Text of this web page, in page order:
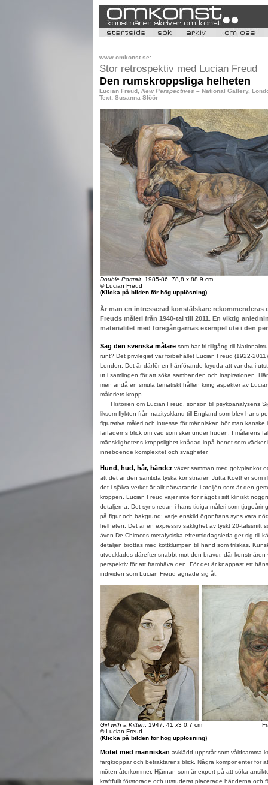
www.omkonst.se:
Stor retrospektiv med Lucian Freud
Den rumskroppsliga helheten
Lucian Freud, New Perspectives – National Gallery,
Text: Susanna Slöör
Double Portrait, 1985-86, 78,8 x 88,9 cm
© Lucian Freud
(Klicka på bilden för hög upplösning)
Är man en intresserad konstälskare
Freuds måleri från 1940-tal till 2011. En viktig
materialitet med föregångarnas exempel ute i den
Säg den svenska målaresom har fri tillgång till
runt? Det privilegiet var förbehållet Lucian Freud (1922-
London. Det är därför en hänförande krydda att vandra i
ut i samlingen för att söka sambanden och inspirationen.
men ändå en smula tematiskt hållen kring aspekter av
måleriets kropp.
Historien om Lucian Freud, sonson till psykoanalysens
liksom flykten från nazityskland till England som blev hans
figurativa måleri och intresse för människan bör man kanske
farfaderns blick om vad som sker under huden. I målarens
mänsklighetens kroppslighet knådad inpå benet som väcker
inneboende komplexitet och svagheter.
Hund, hud, hår, händerväxer samman med golvplankor
att det är den samtida tyska konstnären Jutta Koether som
det i själva verket är allt närvarande i ateljén som är den
kroppen. Lucian Freud väjer inte för något i sitt kliniskt
detaljerna. Det syns redan i hans tidiga måleri som
på figur och bakgrund; varje enskild ögonfrans syns vara
helheten. Det är en expressiv saklighet av tyskt 20-talssnitt
även De Chirocos metafysiska eftermiddagsleda ger sig till
detaljen brottas med köttklumpen till hand som trilskas.
utvecklades därefter snabbt mot den bravur, där konstnären
perspektiv för att framhäva den. För det är knappast ett
individen som Lucian Freud ägnade sig åt.
Girl with a Kitten , 1947, 41 x3 0,7 cm
© Lucian Freud
(Klicka på bilden för hög upplösning)
Mötet med människan avklädd uppstår som våldsamma
färgkroppar och betraktarens blick. Några komponenter för
möten återkommer. Hjärnan som är expert på att söka
kraftfullt förstorade och utstuderat placerade händerna och